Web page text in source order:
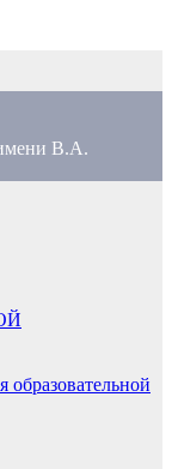
В.А.
образовательной